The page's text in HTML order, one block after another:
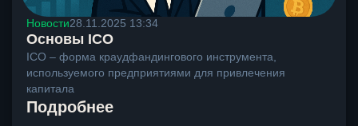
Новости28.11.2025 13:34
Основы ICO
ICO – форма краудфандингового инструмента,
используемого предприятиями для привлечения
капитала
Подробнее